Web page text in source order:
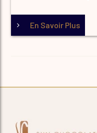
En Savoir Plus